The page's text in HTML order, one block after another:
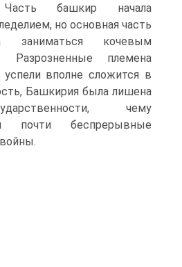
Часть башкир начала
но основная часть
заниматься кочевым
Разрозненные племена
вполне сложится в
Башкирия была лишена
чему
почти беспрерывные